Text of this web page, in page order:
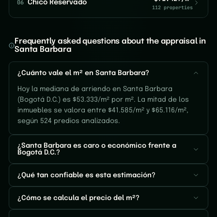
06 Chicó Reservado
112 properties
Frequently asked questions about the appraisal in
Santa Barbara
¿Cuánto vale el m² en Santa Barbara?
Hoy la mediana de arriendo en Santa Barbara
(Bogotá D.C.) es $53.333/m² por m². La mitad de los
inmuebles se valora entre $41.585/m² y $65.116/m²,
según 524 predios analizados.
¿Santa Barbara es caro o económico frente a
Bogotá D.C.?
¿Qué tan confiable es esta estimación?
¿Cómo se calcula el precio del m²?